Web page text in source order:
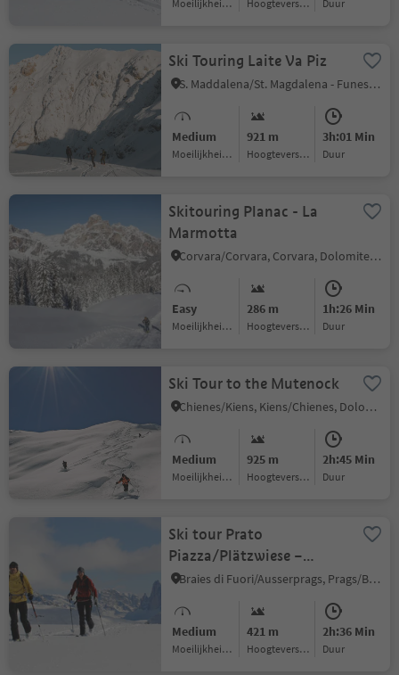
Moeilijkheidsgraad Hoogteverschil Duur
Ski Touring Laite Va Piz
S. Maddalena/St. Magdalena - Funes/Villnöss, Villnöss/Funes, Dolomites Region Lüsen Villnöss
Medium
Moeilijkheidsgraad
921 m
Hoogteverschil
3h:01 Min
Duur
Skitouring Planac - La
Marmotta
Corvara/Corvara, Corvara, Dolomites Region Alta Badia
Easy
Moeilijkheidsgraad
286 m
Hoogteverschil
1h:26 Min
Duur
Ski Tour to the Mutenock
Chienes/Kiens, Kiens/Chienes, Dolomites Region Kronplatz/Plan de Corones
Medium
Moeilijkheidsgraad
925 m
Hoogteverschil
2h:45 Min
Duur
Ski tour Prato
Piazza/Plätzwiese –
Monte Specie/Strudelkopf
Braies di Fuori/Ausserprags, Prags/Braies, Dolomites Region 3 Zinnen
Medium
Moeilijkheidsgraad
421 m
Hoogteverschil
2h:36 Min
Duur